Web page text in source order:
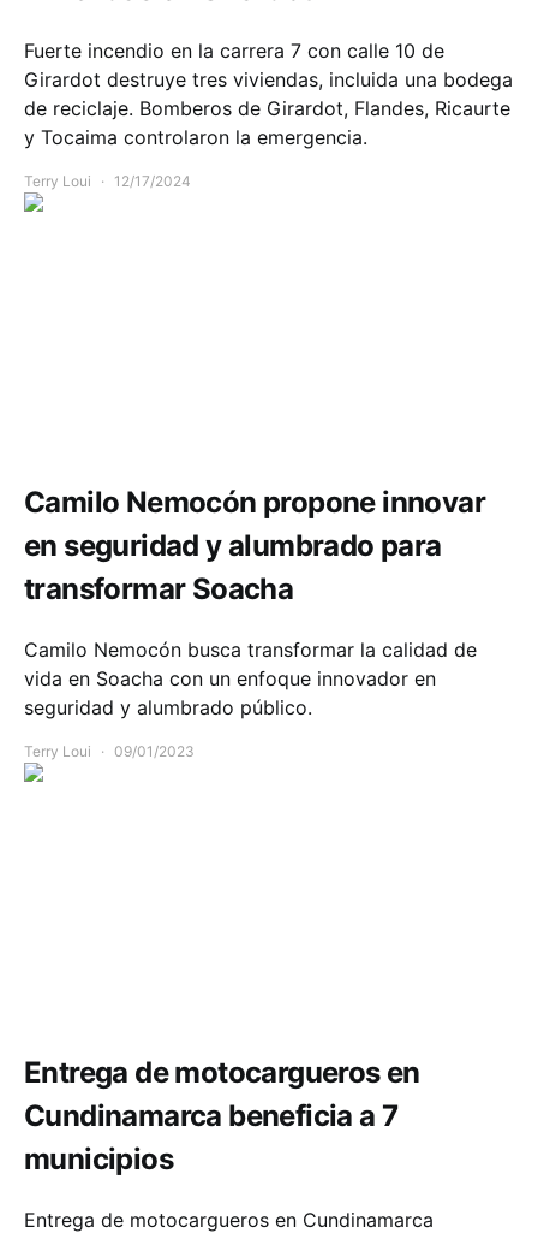
Fuerte incendio en la carrera 7 con calle 10 de
Girardot destruye tres viviendas, incluida una bodega
de reciclaje. Bomberos de Girardot, Flandes, Ricaurte
y Tocaima controlaron la emergencia.
Terry Loui 12/17/2024
Camilo Nemocón propone innovar
en seguridad y alumbrado para
transformar Soacha
Camilo Nemocón busca transformar la calidad de
vida en Soacha con un enfoque innovador en
seguridad y alumbrado público.
Terry Loui 09/01/2023
Entrega de motocargueros en
Cundinamarca beneficia a 7
municipios
Entrega de motocargueros en Cundinamarca